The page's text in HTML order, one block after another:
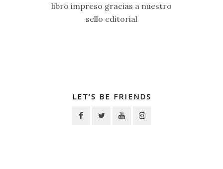
libro impreso gracias a nuestro
sello editorial
LET’S BE FRIENDS